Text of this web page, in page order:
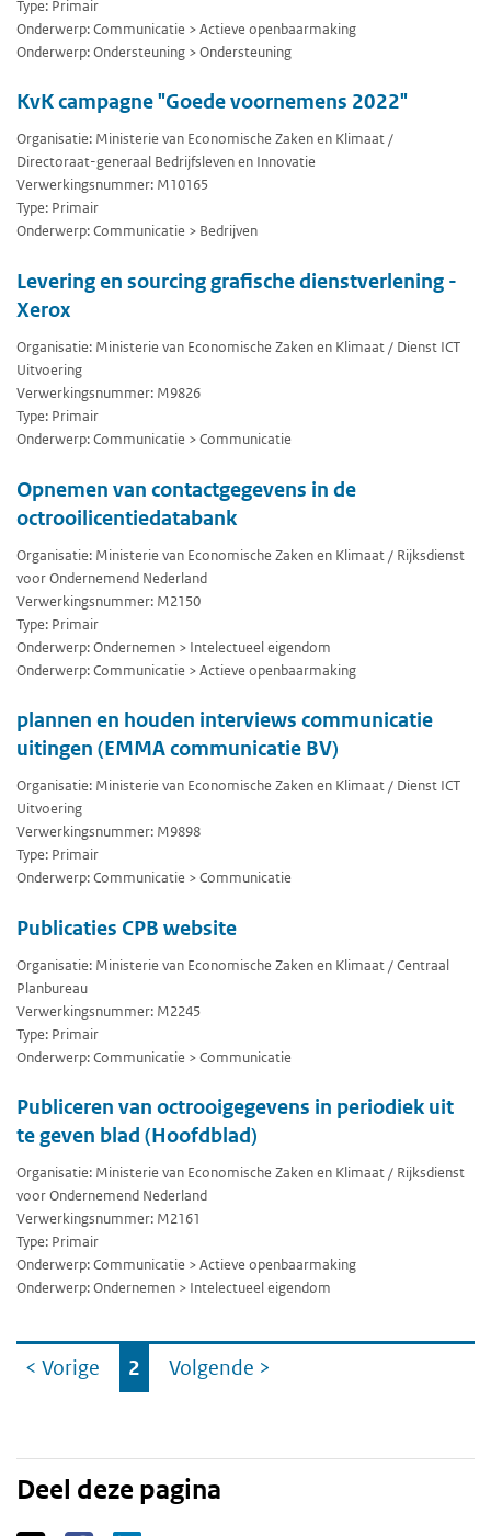
Type: Primair
Onderwerp: Communicatie > Actieve openbaarmaking
Onderwerp: Ondersteuning > Ondersteuning
KvK campagne "Goede voornemens 2022"
Organisatie: Ministerie van Economische Zaken en Klimaat /
Directoraat-generaal Bedrijfsleven en Innovatie
Verwerkingsnummer: M10165
Type: Primair
Onderwerp: Communicatie > Bedrijven
Levering en sourcing grafische dienstverlening -
Xerox
Organisatie: Ministerie van Economische Zaken en Klimaat / Dienst ICT
Uitvoering
Verwerkingsnummer: M9826
Type: Primair
Onderwerp: Communicatie > Communicatie
Opnemen van contactgegevens in de
octrooilicentiedatabank
Organisatie: Ministerie van Economische Zaken en Klimaat / Rijksdienst
voor Ondernemend Nederland
Verwerkingsnummer: M2150
Type: Primair
Onderwerp: Ondernemen > Intelectueel eigendom
Onderwerp: Communicatie > Actieve openbaarmaking
plannen en houden interviews communicatie
uitingen (EMMA communicatie BV)
Organisatie: Ministerie van Economische Zaken en Klimaat / Dienst ICT
Uitvoering
Verwerkingsnummer: M9898
Type: Primair
Onderwerp: Communicatie > Communicatie
Publicaties CPB website
Organisatie: Ministerie van Economische Zaken en Klimaat / Centraal
Planbureau
Verwerkingsnummer: M2245
Type: Primair
Onderwerp: Communicatie > Communicatie
Publiceren van octrooigegevens in periodiek uit
te geven blad (Hoofdblad)
Organisatie: Ministerie van Economische Zaken en Klimaat / Rijksdienst
voor Ondernemend Nederland
Verwerkingsnummer: M2161
Type: Primair
Onderwerp: Communicatie > Actieve openbaarmaking
Onderwerp: Ondernemen > Intelectueel eigendom
Ga
naar
< Vorige 2 Volgende >
Deel deze pagina